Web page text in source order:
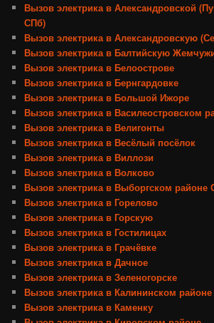
Вызов электрика в Александровской
СПб)
Вызов электрика в Александровскую
Вызов электрика в Балтийскую
Вызов электрика в Белоострове
Вызов электрика в Бернгардовке
Вызов электрика в Большой Ижоре
Вызов электрика в Василеостровском
Вызов электрика в Велигонты
Вызов электрика в Весёлый посёлок
Вызов электрика в Виллози
Вызов электрика в Волково
Вызов электрика в Выборгском районе
Вызов электрика в Горелово
Вызов электрика в Горскую
Вызов электрика в Гостилицах
Вызов электрика в Грачёвке
Вызов электрика в Дачное
Вызов электрика в Зеленогорске
Вызов электрика в Калининском районе
Вызов электрика в Каменку